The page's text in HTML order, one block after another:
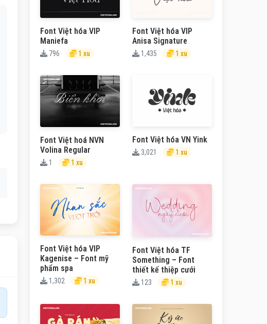
Font Việt hóa VIP
Maniefa
796 1 xu
Font Việt hóa VIP
Anisa Signature
1,435 1 xu
Font Việt hoá NVN
Volina Regular
1 1 xu
Font Việt hóa VN Yink
3,021 1 xu
Font Việt hóa VIP
Kagenise – Font mỹ
phẩm spa
1,302 1 xu
Font Việt hóa TF
Something – Font
thiết kế thiệp cưới
123 1 xu